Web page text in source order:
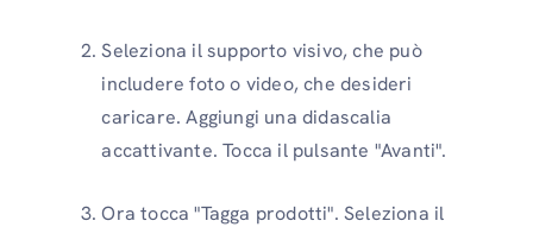
Seleziona il supporto visivo, che può
includere foto o video, che desideri
caricare. Aggiungi una didascalia
accattivante. Tocca il pulsante "Avanti".
Ora tocca "Tagga prodotti". Seleziona il